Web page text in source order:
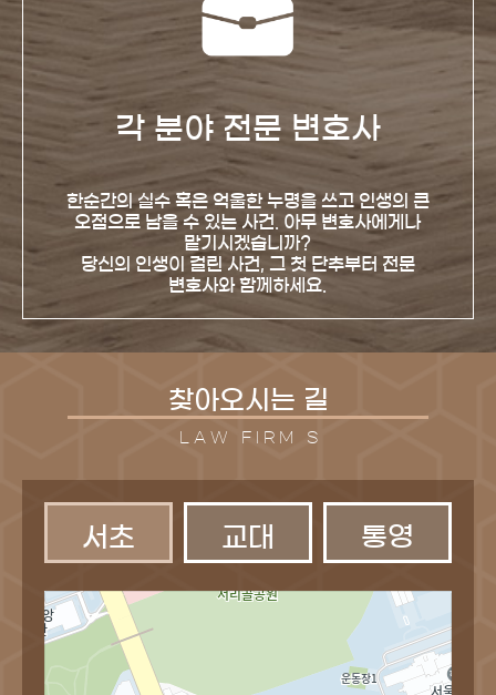
각 분야 전문 변호사
한순간의 실수 혹은 억울한 누명을 쓰고 인생의 큰
오점으로 남을 수 있는 사건. 아무 변호사에게나
맡기시겠습니까?
당신의 인생이 걸린 사건, 그 첫 단추부터 전문
변호사와 함께하세요.
찾아오시는 길
L A W F I R M S
서초 교대 통영